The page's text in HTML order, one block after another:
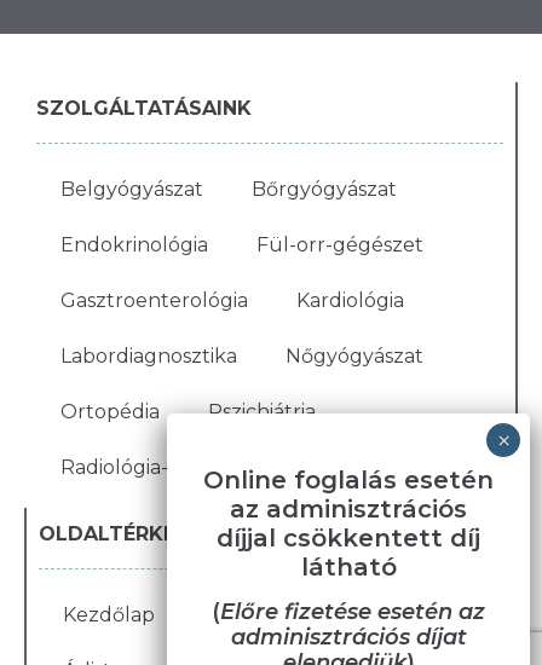
SZOLGÁLTATÁSAINK
Belgyógyászat Bőrgyógyászat
Endokrinológia Fül-orr-gégészet
Gasztroenterológia Kardiológia
Labordiagnosztika Nőgyógyászat
Ortopédia Pszichiátria
Radiológia-Ultrahang
OLDALTÉRKÉP
Kezdőlap Blog Karrier Galéria
Online foglalás esetén
az adminisztrációs
díjjal csökkentett díj
látható
(Előre fizetése esetén az
adminisztrációs díjat